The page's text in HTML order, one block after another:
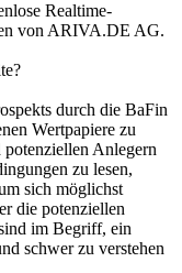
Realtime-
von ARIVA.DE AG.
durch die BaFin
Wertpapiere zu
potenziellen Anlegern
zu lesen,
sich möglichst
die potenziellen
im Begriff, ein
schwer zu verstehen